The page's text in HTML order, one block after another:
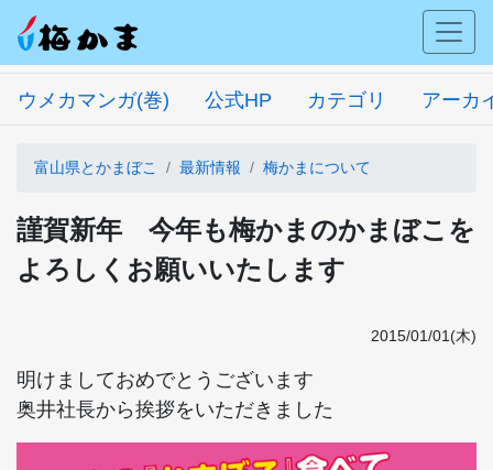
ウメカマンガ(巻) 公式HP カテゴリ アーカ
富山県とかまぼこ 最新情報 梅かまについて
謹賀新年 今年も梅かまのかまぼこを
よろしくお願いいたします
2015/01/01(木)
明けましておめでとうございます
奥井社長から挨拶をいただきました